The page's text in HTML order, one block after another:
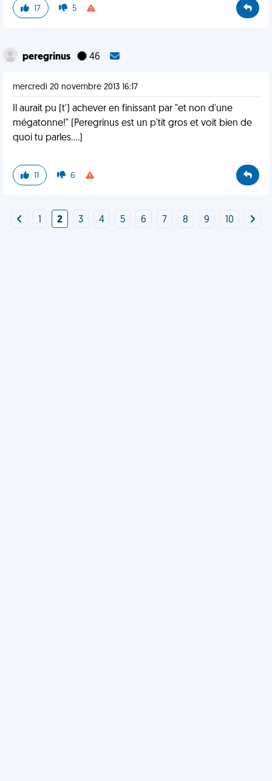
17 5
peregrinus 46
mercredi 20 novembre 2013 16:17
Il aurait pu (t') achever en finissant par "et non d'une
mégatonne!" (Peregrinus est un p'tit gros et voit bien de
quoi tu parles....)
11 6
2 3 4 5 6 7 8 9 10